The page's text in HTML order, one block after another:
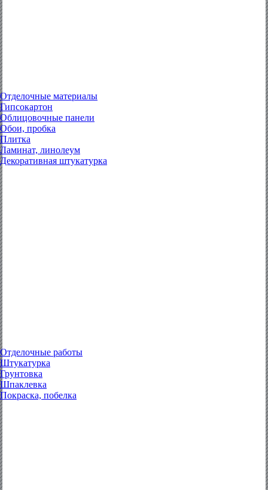
Отделочные материалы
Гипсокартон
Облицовочные панели
Обои, пробка
Плитка
Ламинат, линолеум
Декоративная штукатурка
Отделочные работы
Штукатурка
Грунтовка
Шпаклевка
Покраска, побелка